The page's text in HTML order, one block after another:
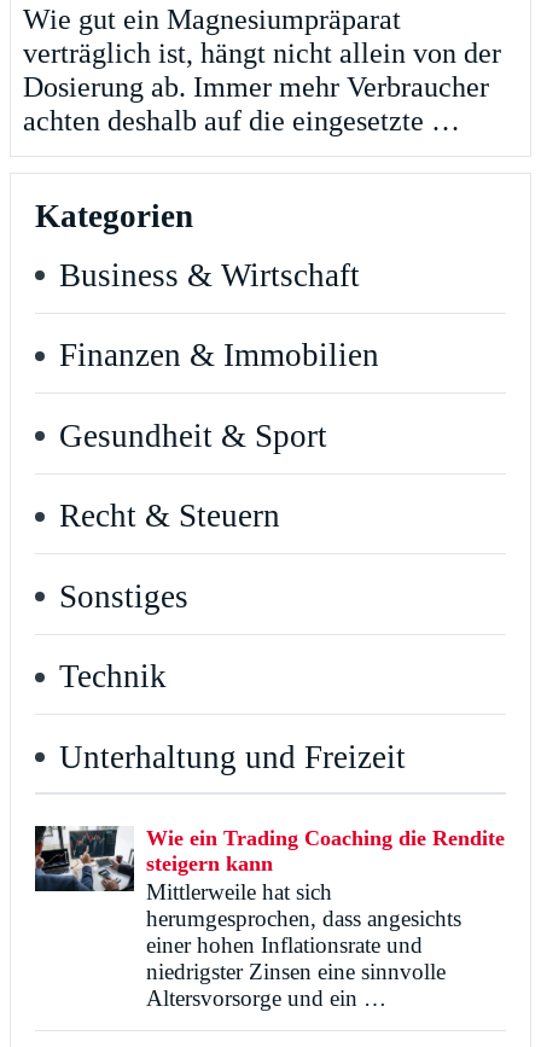
Wie gut ein Magnesiumpräparat
verträglich ist, hängt nicht allein von der
Dosierung ab. Immer mehr Verbraucher
achten deshalb auf die eingesetzte …
Kategorien
Business & Wirtschaft
Finanzen & Immobilien
Gesundheit & Sport
Recht & Steuern
Sonstiges
Technik
Unterhaltung und Freizeit
Wie ein Trading Coaching die Rendite
steigern kann
Mittlerweile hat sich
herumgesprochen, dass angesichts
einer hohen Inflationsrate und
niedrigster Zinsen eine sinnvolle
Altersvorsorge und ein …